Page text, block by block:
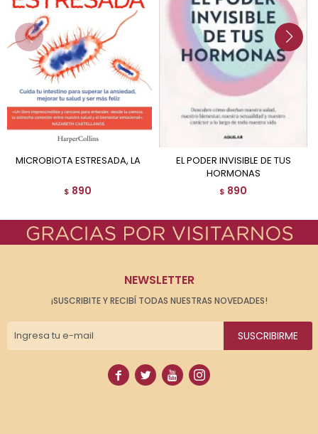
MICROBIOTA ESTRESADA, LA
$ 890
EL PODER INVISIBLE DE TUS
HORMONAS
$ 890
NEWSLETTER
¡SUSCRIBITE Y RECIBÍ TODAS NUESTRAS NOVEDADES!
SUSCRIBIRME
   